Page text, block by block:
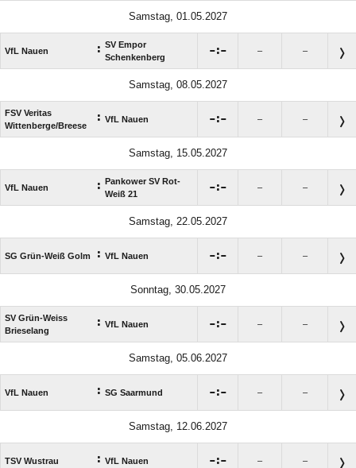
Samstag, 01.05.2027
VfL Nauen : SV Empor
Schenkenberg
: – –
Samstag, 08.05.2027
FSV Veritas
Wittenberge/​Breese
: VfL Nauen : – –
Samstag, 15.05.2027
VfL Nauen : Pankower SV Rot-
Weiß 21
: – –
Samstag, 22.05.2027
SG Grün-Weiß Golm : VfL Nauen : – –
Sonntag, 30.05.2027
SV Grün-Weiss
Brieselang
: VfL Nauen : – –
Samstag, 05.06.2027
VfL Nauen : SG Saarmund : – –
Samstag, 12.06.2027
TSV Wustrau : VfL Nauen : – –